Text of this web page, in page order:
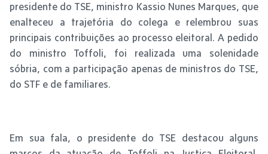
presidente do TSE, ministro Kassio Nunes Marques, que
enalteceu a trajetória do colega e relembrou suas
principais contribuições ao processo eleitoral. A pedido
do ministro Toffoli, foi realizada uma solenidade
sóbria, com a participação apenas de ministros do TSE,
do STF e de familiares.
Em sua fala, o presidente do TSE destacou alguns